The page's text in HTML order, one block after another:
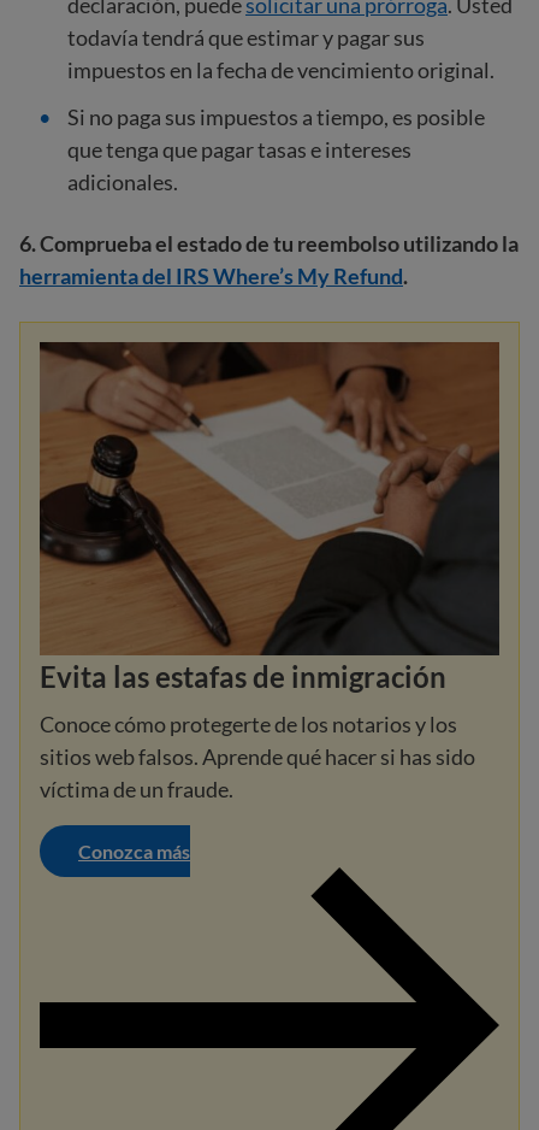
todavía tendrá que estimar y pagar sus
impuestos en la fecha de vencimiento original.
Si no paga sus impuestos a tiempo, es posible
que tenga que pagar tasas e intereses
adicionales.
6. Comprueba el estado de tu reembolso utilizando la
herramienta del IRS Where’s My Refund.
Evita las estafas de inmigración
Conoce cómo protegerte de los notarios y los
sitios web falsos. Aprende qué hacer si has sido
víctima de un fraude.
Conozca más